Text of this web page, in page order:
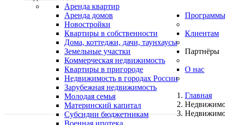
Аренда квартир
Аренда домов
Новостройки
Квартиры в собственности
Дома, коттеджи, дачи, таунхаусы
Земельные участки
Коммерческая недвижимость
Квартиры в пригороде
Недвижимость в городах России
Зарубежная недвижимость
Программы
Молодая семья
Материнский капитал
Субсидии бюджетникам
Военная ипотека
Клиентам
Партнёры
О нас
Главная